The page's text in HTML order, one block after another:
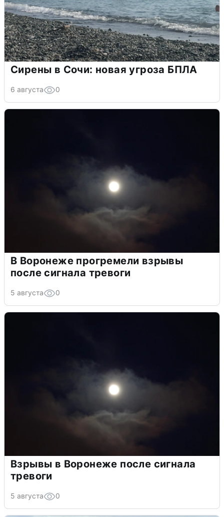
Сирены в Сочи: новая угроза БПЛА
6 августа 0
В Воронеже прогремели взрывы
после сигнала тревоги
5 августа 0
Взрывы в Воронеже после сигнала
тревоги
5 августа 0